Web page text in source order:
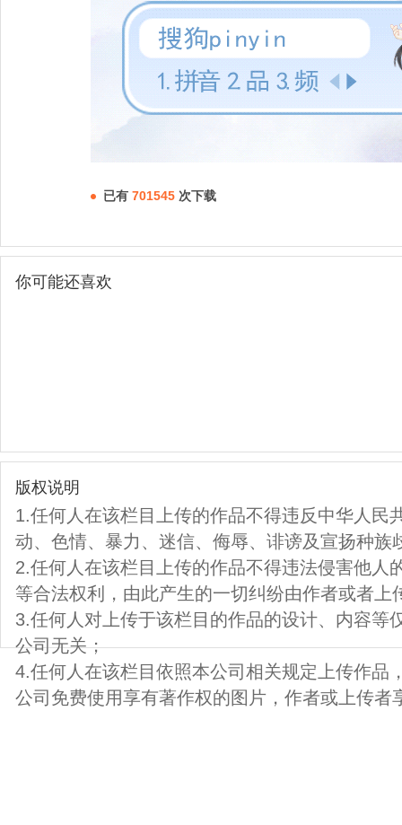
已有 701545 次下载
你可能还喜欢
版权说明
1.任何人在该栏目上传的作品不得违反中华人民
动、色情、暴力、迷信、侮辱、诽谤及宣扬种族
2.任何人在该栏目上传的作品不得违法侵害他人
等合法权利，由此产生的一切纠纷由作者或者上
3.任何人对上传于该栏目的作品的设计、内容等
公司无关；
4.任何人在该栏目依照本公司相关规定上传作品
公司免费使用享有著作权的图片，作者或上传者